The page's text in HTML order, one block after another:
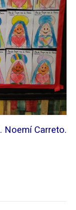
Noemí Carreto.